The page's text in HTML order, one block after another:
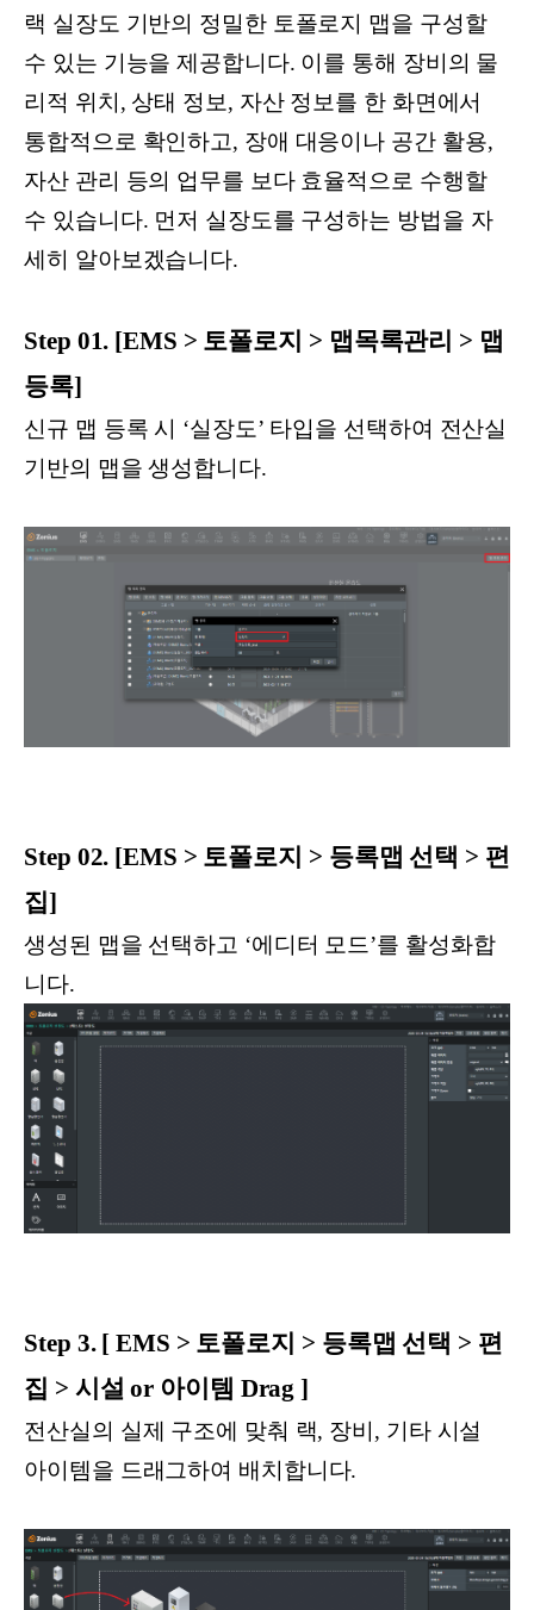
랙 실장도 기반의 정밀한 토폴로지 맵을 구성할
수 있는 기능을 제공합니다. 이를 통해 장비의 물
리적 위치, 상태 정보, 자산 정보를 한 화면에서
통합적으로 확인하고, 장애 대응이나 공간 활용,
자산 관리 등의 업무를 보다 효율적으로 수행할
수 있습니다. 먼저 실장도를 구성하는 방법을 자
세히 알아보겠습니다.
Step 01. [EMS > 토폴로지 > 맵목록관리 > 맵
등록]
신규 맵 등록 시 ‘실장도’ 타입을 선택하여 전산실
기반의 맵을 생성합니다.
Step 02. [EMS > 토폴로지 > 등록맵 선택 > 편
집]
생성된 맵을 선택하고 ‘에디터 모드’를 활성화합
니다.
Step 3. [ EMS > 토폴로지 > 등록맵 선택 > 편
집 > 시설 or 아이템 Drag ]
전산실의 실제 구조에 맞춰 랙, 장비, 기타 시설
아이템을 드래그하여 배치합니다.